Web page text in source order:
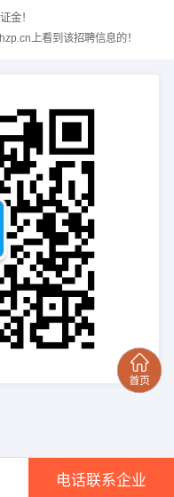
金！
上看到该招聘信息的！
电话联系企业